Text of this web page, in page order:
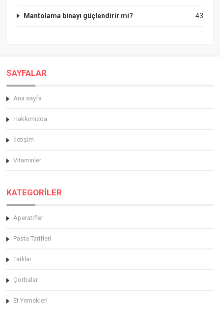
43
Mantolama binayı güçlendirir mi?
SAYFALAR
Ana sayfa
Hakkimizda
İletişim
Vitaminler
KATEGORİLER
Aperatifler
Pasta Tarifleri
Tatlılar
Çorbalar
Et Yemekleri